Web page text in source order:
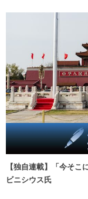
【独自連載】「今そ
ビニシウス氏